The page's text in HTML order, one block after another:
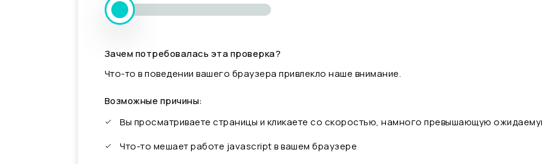
Зачем потребовалась эта проверка?
Что-то в поведении вашего браузера привлекло наше внимание.
Возможные причины:
Вы просматриваете страницы и кликаете со скоростью, намного превышающую
Что-то мешает работе javascript в вашем браузере